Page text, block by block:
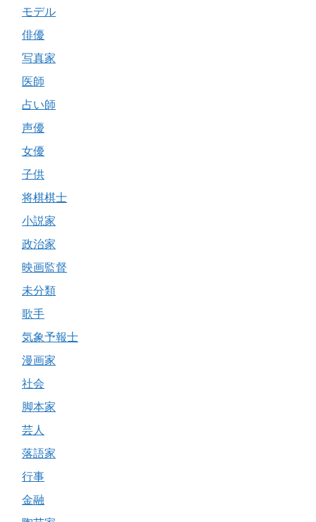
モデル
俳優
写真家
医師
占い師
声優
女優
子供
将棋棋士
小説家
政治家
映画監督
未分類
歌手
気象予報士
漫画家
社会
脚本家
芸人
落語家
行事
金融